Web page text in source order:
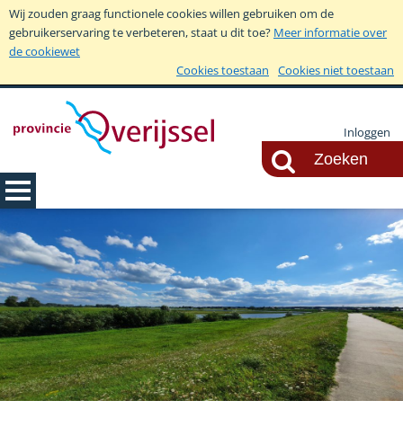
Wij zouden graag functionele cookies willen gebruiken om de
gebruikerservaring te verbeteren, staat u dit toe? Meer informatie over
de cookiewet
Cookies toestaan
Cookies niet toestaan
Inloggen